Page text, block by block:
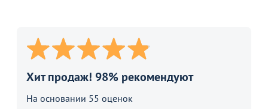
Хит продаж! 98% рекомендуют
На основании 55 оценок